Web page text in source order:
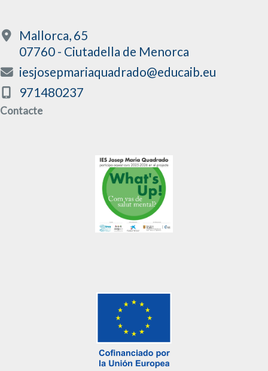
Mallorca, 65
07760 - Ciutadella de Menorca
iesjosepmariaquadrado@educaib.eu
971480237
Contacte